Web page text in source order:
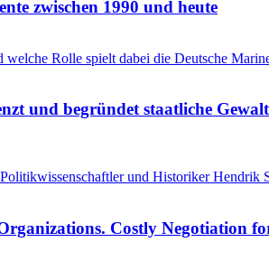
zwischen 1990 und heute
Rolle spielt dabei die Deutsche
und begründet staatliche
und Historiker
Costly Negotiation